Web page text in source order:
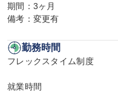
期間：3ヶ月
備考：変更有
勤務時間
フレックスタイム制度
就業時間